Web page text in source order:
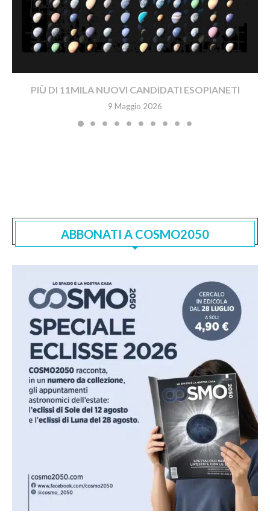
PIÙ DI 11MILA NUOVI CANDIDATI ESOPIANETI
9 Maggio 2026
ABBONATI A COSMO2050